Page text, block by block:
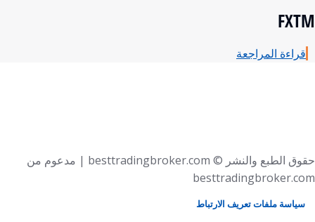
FXTM
قراءة المراجعة
حقوق الطبع والنشر © besttradingbroker.com | مدعوم من
besttradingbroker.com
سياسة ملفات تعريف الارتباط